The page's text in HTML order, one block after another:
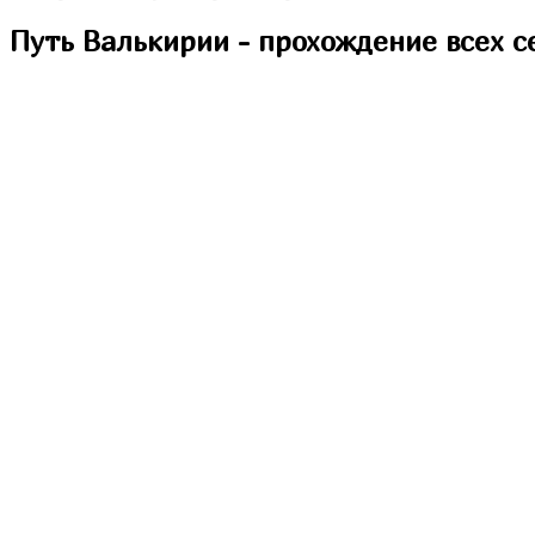
Пришествие Номер Три
Путь Валькирии - прохождение всех